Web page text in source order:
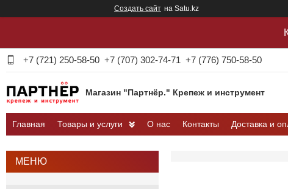
Создать сайт на Satu.kz
+7 (721) 250-58-50 +7 (707) 302-74-71 +7 (776) 750-58-50
Магазин "Партнёр." Крепеж и инструмент
Главная Товары и услуги О нас Контакты Доставка и